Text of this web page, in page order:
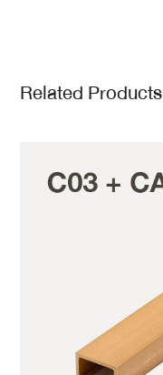
Related Products